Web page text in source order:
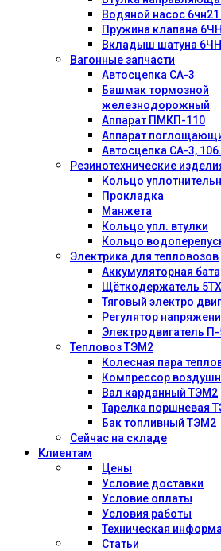
Водяной насос 6чн21
Пружина клапана
Вкладыш шатуна
Вагонные запчасти
Автосцепка СА-3
Башмак тормозной
железнодорожный
Аппарат ПМКП-110
Аппарат
Автосцепка СА-3,
Резинотехнические
Кольцо
Прокладка
Манжета
Кольцо упл. втулки
Кольцо
Электрика для тепловозов
Аккумуляторная
Щёткодержатель
Тяговый электро
Регулятор
Электродвигатель
Тепловоз ТЭМ2
Колесная пара
Компрессор
Вал карданный ТЭМ2
Тарелка поршневая
Бак топливный ТЭМ2
Сейчас на складе
Клиентам
Цены
Условие доставки
Условие оплаты
Условия работы
Техническая
Статьи